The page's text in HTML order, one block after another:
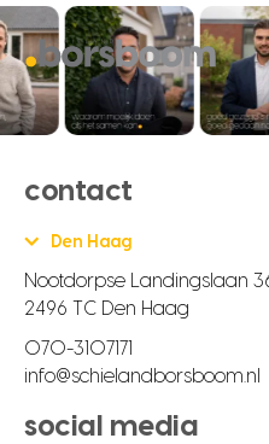
contact
Den Haag
Nootdorpse Landingslaan
2496 TC Den Haag
070-3107171
info@schielandborsboom.nl
social media